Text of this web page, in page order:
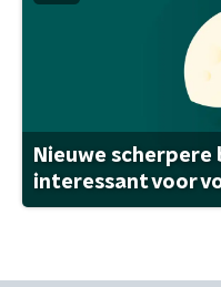
Nieuwe scherpere
interessant voor